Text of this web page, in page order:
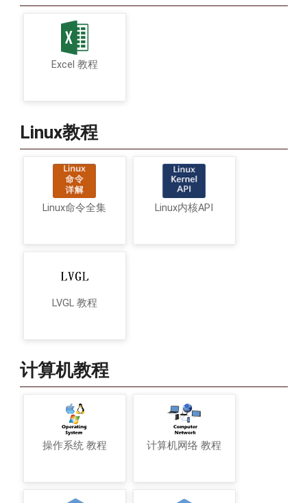
Excel 教程
Linux教程
Linux命令全集 Linux内核API
LVGL 教程
计算机教程
操作系统 教程 计算机网络 教程